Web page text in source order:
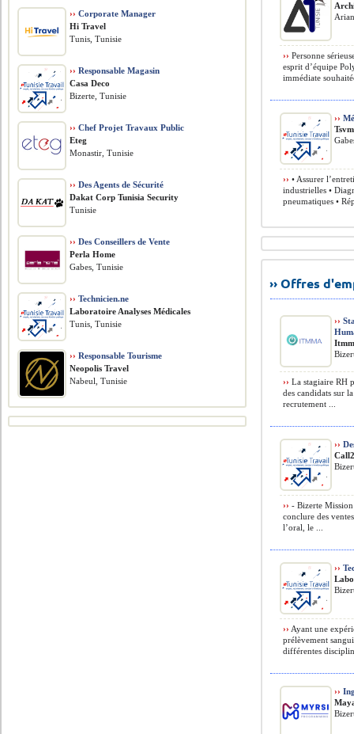
›› Personne
esprit d’équipe
immédiate
››
Tsvm
›› • Assurer
industrielles •
pneumatiques •
›› Offres
››
›› La stagiaire RH
des candidats sur
recrutement ...
››
›› - Bizerte
conclure des
l’oral, le ...
››
›› Ayant une
prélèvement
différentes
››
›› Corporate Manager
Hi Travel
Tunis, Tunisie
›› Responsable Magasin
Casa Deco
Bizerte, Tunisie
›› Chef Projet Travaux Public
Eteg
Monastir, Tunisie
›› Des Agents de Sécurité
Dakat Corp Tunisia Security
Tunisie
›› Des Conseillers de Vente
Perla Home
Gabes, Tunisie
›› Technicien.ne
Laboratoire Analyses Médicales
Tunis, Tunisie
›› Responsable Tourisme
Neopolis Travel
Nabeul, Tunisie